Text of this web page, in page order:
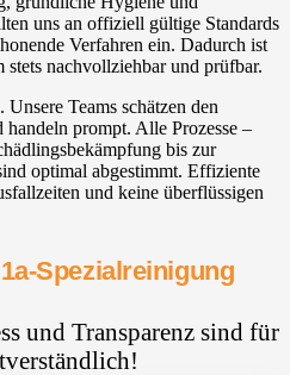
uns an offiziell gültige Standards
Verfahren ein. Dadurch ist
nachvollziehbar und prüfbar.
Teams schätzen den
handeln prompt. Alle Prozesse –
bis zur
optimal abgestimmt. Effiziente
und keine überflüssigen
Spezialreinigung
und Transparenz sind für